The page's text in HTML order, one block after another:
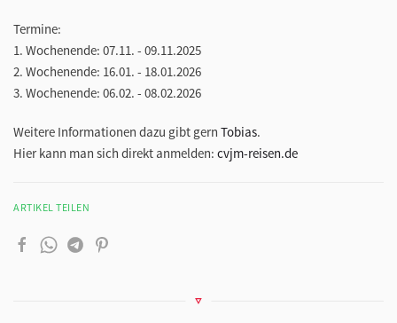
Termine:
1. Wochenende: 07.11. - 09.11.2025
2. Wochenende: 16.01. - 18.01.2026
3. Wochenende: 06.02. - 08.02.2026
Weitere Informationen dazu gibt gern Tobias.
Hier kann man sich direkt anmelden: cvjm-reisen.de
ARTIKEL TEILEN